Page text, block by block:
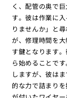
く、配管の奥で
す。彼は作業に
りませんか」と
が、修理時間を
す鍵となります
ら始めることで
しますが、彼は
的な力で詰まり